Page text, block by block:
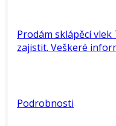
Prodám sklápěcí vlek
zajistit. Veškeré
Podrobnosti